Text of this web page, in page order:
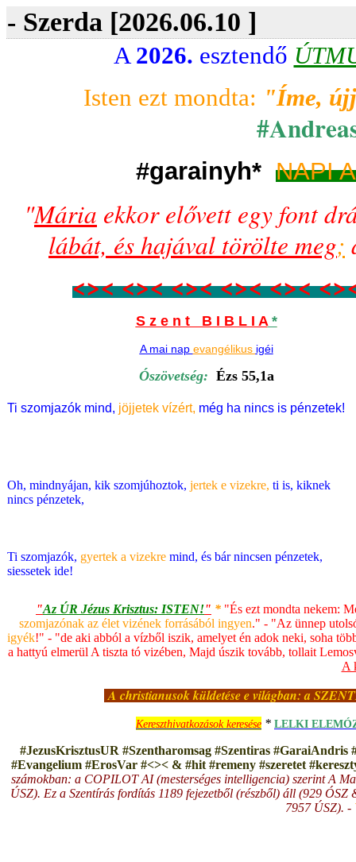
- Szerda [2026.06.10 ]
A2026. esztendő
Isten ezt mondta: "Íme,
#garainyh* NAPI
"Mária ekkor elővett egy font
lábát, és hajával törölte meg;
<>< <>< <>< <>< <><
S z e n t B I B L I A*
Amai nap evangélikus igéi
Ószövetség: Ézs 55,1a
Ti szomjazók mind, jöjjetek vízért, még ha nincs is pénzetek!
Oh, mindnyájan, kik szomjúhoztok, jertek e vizekre, ti is, kiknek
nincs pénzetek,
Ti szomjazók, gyertek a vizekre mind, és bár nincsen pénzetek,
siessetek ide!
"Az ÚR Jézus Krisztus: ISTEN!" * "És ezt mondta nekem:
szomjazónak az élet vizének forrásából ingyen." - "Az ünnep
igyék!" - "de aki abból a vízből iszik, amelyet én adok neki, soha
a hattyú elmerül A tiszta tó vizében, Majd úszik tovább, tollait
A
A christianusok küldetése e világban: a
Kereszthivatkozások keresése * LELKI
#JezusKrisztusUR #Szentharomsag #Szentiras
#Evangelium #ErosVar #<>< & #hit #remeny #szeretet
számokban: a COPILOT AI (mesterséges intelligencia) szerint A
ÚSZ). Ez a Szentírás fordítás 1189 fejezetből (részből) áll (929
7957 ÚSZ). -